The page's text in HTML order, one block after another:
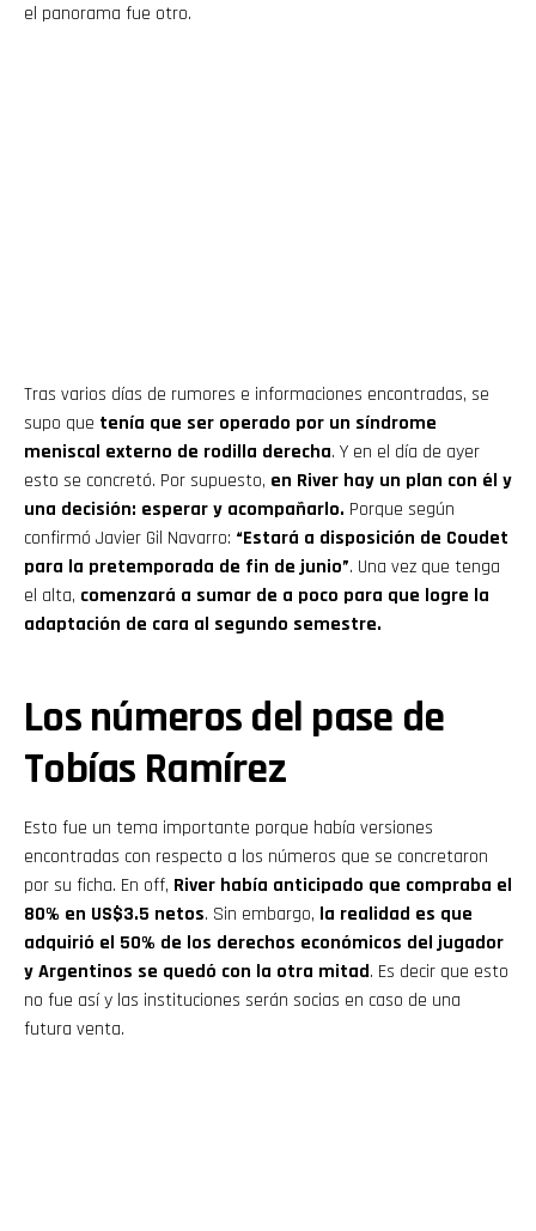
el panorama fue otro.
Tras varios días de rumores e informaciones encontradas, se
supo que tenía que ser operado por un síndrome
meniscal externo de rodilla derecha. Y en el día de ayer
esto se concretó. Por supuesto, en River hay un plan con él y
una decisión: esperar y acompañarlo. Porque según
confirmó Javier Gil Navarro: “Estará a disposición de Coudet
para la pretemporada de fin de junio”. Una vez que tenga
el alta, comenzará a sumar de a poco para que logre la
adaptación de cara al segundo semestre.
Los números del pase de
Tobías Ramírez
Esto fue un tema importante porque había versiones
encontradas con respecto a los números que se concretaron
por su ficha. En off, River había anticipado que compraba el
80% en US$3.5 netos. Sin embargo, la realidad es que
adquirió el 50% de los derechos económicos del jugador
y Argentinos se quedó con la otra mitad. Es decir que esto
no fue así y las instituciones serán socias en caso de una
futura venta.